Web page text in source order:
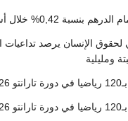
بنسبة 0,42% خلال أسبوع
الإنسان يرصد تداعيات
ومليلية